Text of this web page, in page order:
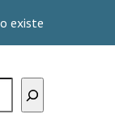
existe